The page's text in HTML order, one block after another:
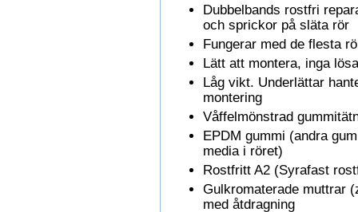
Dubbelbands rostfri
och sprickor på släta rör
Fungerar med de flesta
Lätt att montera, inga
Låg vikt. Underlättar
montering
Våffelmönstrad
EPDM gummi (andra
media i röret)
Rostfritt A2 (Syrafast
Gulkromaterade muttrar
med åtdragning